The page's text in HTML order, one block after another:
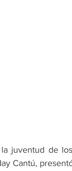
juventud de
Cantú,